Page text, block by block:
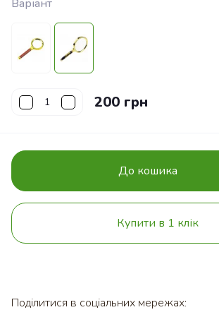
Варіант
200 грн
До кошика
Купити в 1 клік
Поділитися в соціальних мережах: